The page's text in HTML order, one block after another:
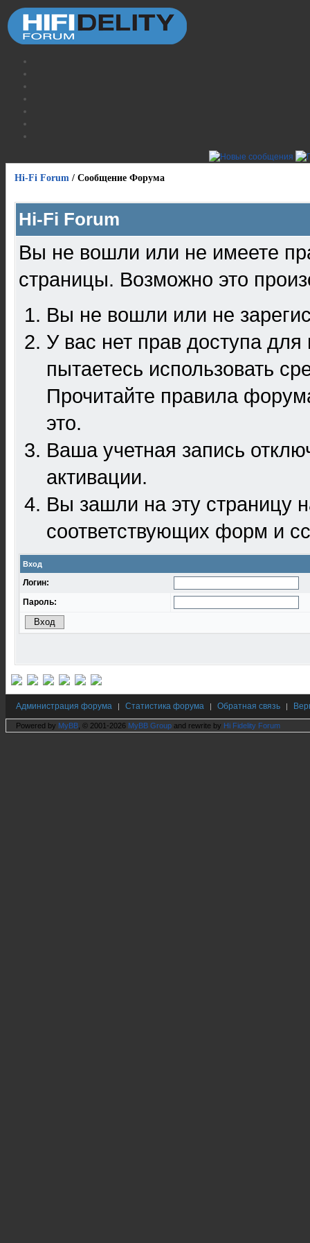
Hi-Fi Forum / Сообщение Форума
Hi-Fi Forum
Вы не вошли или не имеете
страницы. Возможно это
Вы не вошли или не
У вас нет прав доступа
пытаетесь использовать
Прочитайте правила
это.
Ваша учетная запись
активации.
Вы зашли на эту
соответствующих форм и
Вход
Логин:
Пароль:
Администрация форума | Статистика форума | Обратная связь |
Powered by MyBB , © 2001-2026 MyBB Group and rewrite by Hi Fidelity Forum